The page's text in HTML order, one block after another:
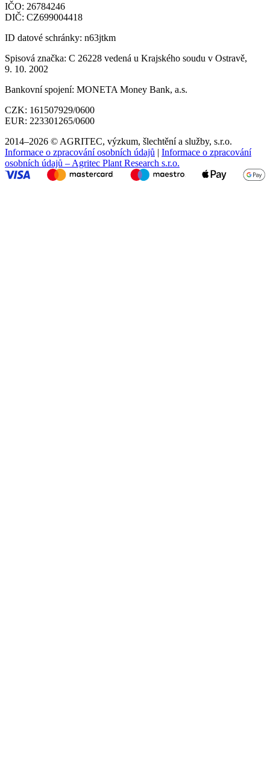
IČO: 26784246
DIČ: CZ699004418
ID datové schránky: n63jtkm
Spisová značka: C 26228 vedená u Krajského soudu v Ostravě,
9. 10. 2002
Bankovní spojení: MONETA Money Bank, a.s.
CZK: 161507929/0600
EUR: 223301265/0600
2014–2026 © AGRITEC, výzkum, šlechtění a služby, s.r.o.
Informace o zpracování osobních údajů | Informace o zpracování
osobních údajů – Agritec Plant Research s.r.o.